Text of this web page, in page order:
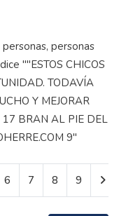
6 7 8 9